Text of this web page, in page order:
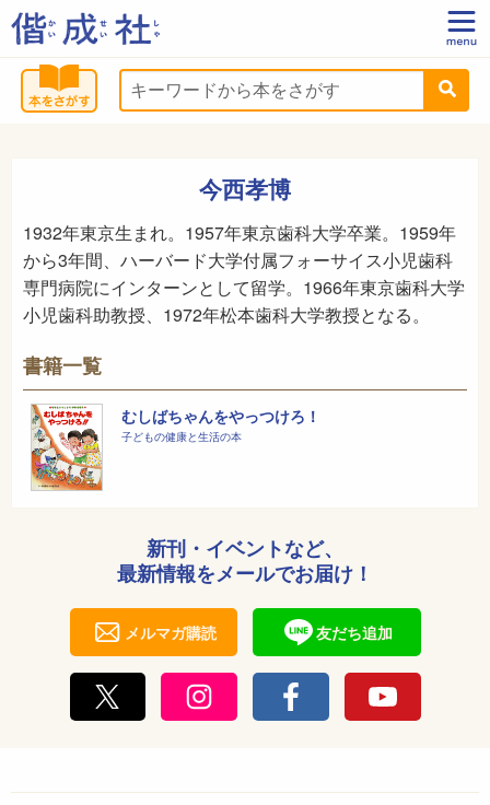
今西孝博
1932年東京生まれ。1957年東京歯科大学卒業。1959年
から3年間、ハーバード大学付属フォーサイス小児歯科
専門病院にインターンとして留学。1966年東京歯科大学
小児歯科助教授、1972年松本歯科大学教授となる。
書籍一覧
むしばちゃんをやっつけろ！
子どもの健康と生活の本
新刊・イベントなど、
最新情報をメールでお届け！
メルマガ購読 友だち追加